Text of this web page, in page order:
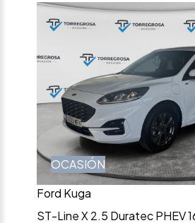
OCASIÓN
Ford Kuga
ST-Line X 2.5 Duratec PHEV